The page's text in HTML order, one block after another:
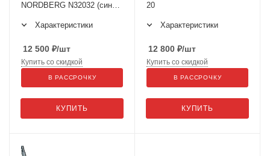
NORDBERG N32032 (синий/
Характеристики
12 500 ₽/шт
КУПИТЬ
Купить со скидкой
В РАССРОЧКУ
20
Характеристики
12 800 ₽/шт
КУПИТЬ
Купить со скидкой
В РАССРОЧКУ